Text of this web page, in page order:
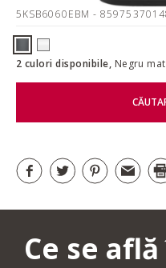
5KSB6060EBM -
2 culori disponibile, Negru mat
Ce se